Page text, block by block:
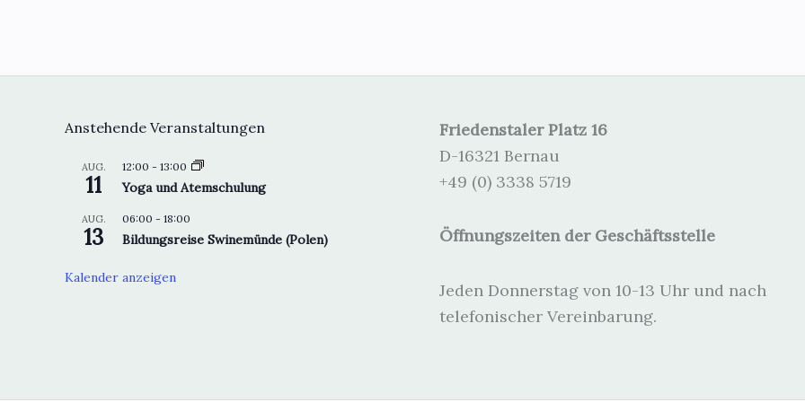
Anstehende Veranstaltungen
AUG.
11
12:00 - 13:00
Yoga und Atemschulung
AUG.
13
06:00 - 18:00
Bildungsreise Swinemünde (Polen)
Kalender anzeigen
Friedenstaler Platz 16
D-16321 Bernau
+49 (0) 3338 5719
Öffnungszeiten der Geschäftsstelle
Jeden Donnerstag von 10-13 Uhr und nach
telefonischer Vereinbarung.